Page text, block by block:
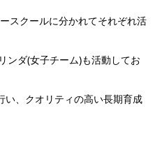
スクールに分かれてそれぞれ活
ンダ(女子チーム)も活動してお
い、クオリティの高い長期育成